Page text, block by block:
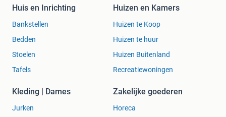
Huis en Inrichting
Bankstellen
Bedden
Stoelen
Tafels
Huizen en Kamers
Huizen te Koop
Huizen te huur
Huizen Buitenland
Recreatiewoningen
Kleding | Dames
Jurken
Zakelijke goederen
Horeca